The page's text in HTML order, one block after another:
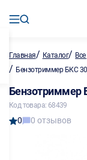
Главная/ Каталог/
/ Бензотриммер БКС
Бензотриммер
Код товара: 68439
0 0 отзывов